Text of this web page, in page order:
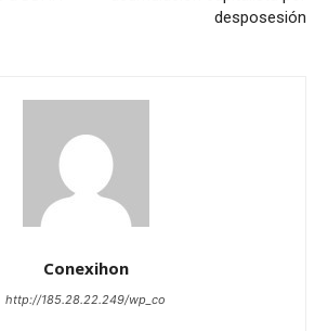
desposesión
Conexihon
http://185.28.22.249/wp_co